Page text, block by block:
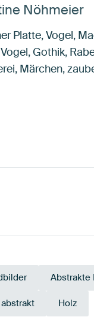
Nöhmeier
Platte, Vogel,
Gothik,
Märchen,
Abstrakte
Holz